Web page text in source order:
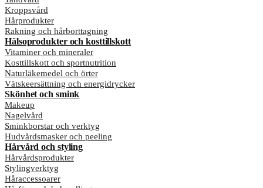
Kroppsvård
Hårprodukter
Rakning och hårborttagning
Hälsoprodukter och kosttillskott
Vitaminer och mineraler
Kosttillskott och sportnutrition
Naturläkemedel och örter
Vätskeersättning och energidrycker
Skönhet och smink
Makeup
Nagelvård
Sminkborstar och verktyg
Hudvårdsmasker och peeling
Hårvård och styling
Hårvårdsprodukter
Stylingverktyg
Håraccessoarer